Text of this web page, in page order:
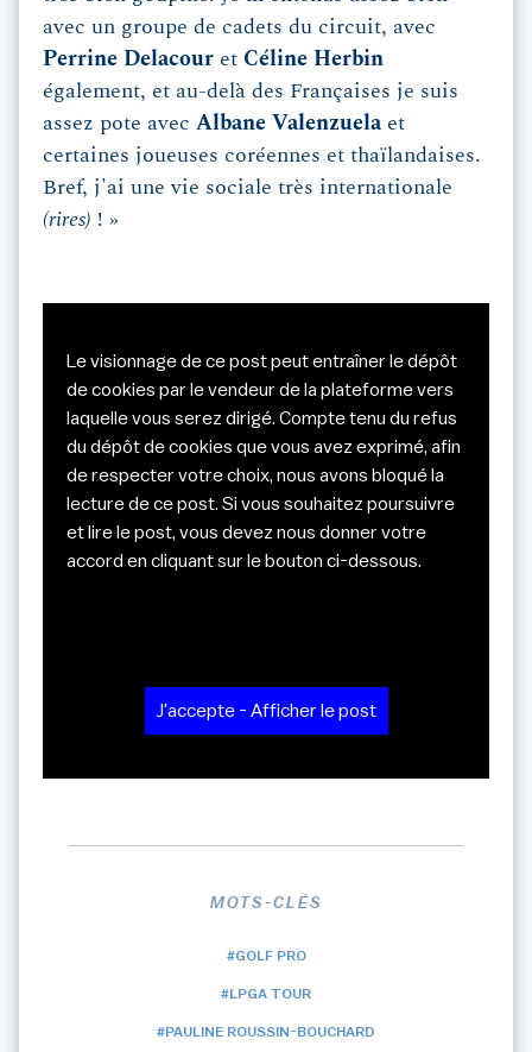
avec un groupe de cadets du circuit, avec
Perrine Delacour et Céline Herbin
également, et au-delà des Françaises je suis
assez pote avec Albane Valenzuela et
certaines joueuses coréennes et thaïlandaises.
Bref, j'ai une vie sociale très internationale
(rires) ! »
Le visionnage de ce post peut entraîner le dépôt
de cookies par le vendeur de la plateforme vers
laquelle vous serez dirigé. Compte tenu du refus
du dépôt de cookies que vous avez exprimé, afin
de respecter votre choix, nous avons bloqué la
lecture de ce post. Si vous souhaitez poursuivre
et lire le post, vous devez nous donner votre
accord en cliquant sur le bouton ci-dessous.
J'accepte - Afficher le post
MOTS-CLÉS
#GOLF PRO
#LPGA TOUR
#PAULINE ROUSSIN-BOUCHARD